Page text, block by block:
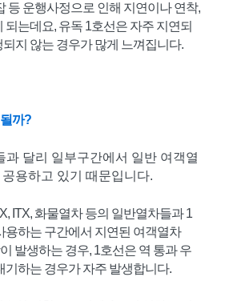
등 운행사정으로 인해 지연이나 연착,
되는데요, 유독 1호선은 자주 지연되
지 않는 경우가 많게 느껴집니다.
까?
과 달리 일부구간에서 일반 여객열
용하고 있기 때문입니다.
ITX, 화물열차 등의 일반열차들과 1
용하는 구간에서 지연된 여객열차
발생하는 경우, 1호선은 역 통과 우
기하는 경우가 자주 발생합니다.